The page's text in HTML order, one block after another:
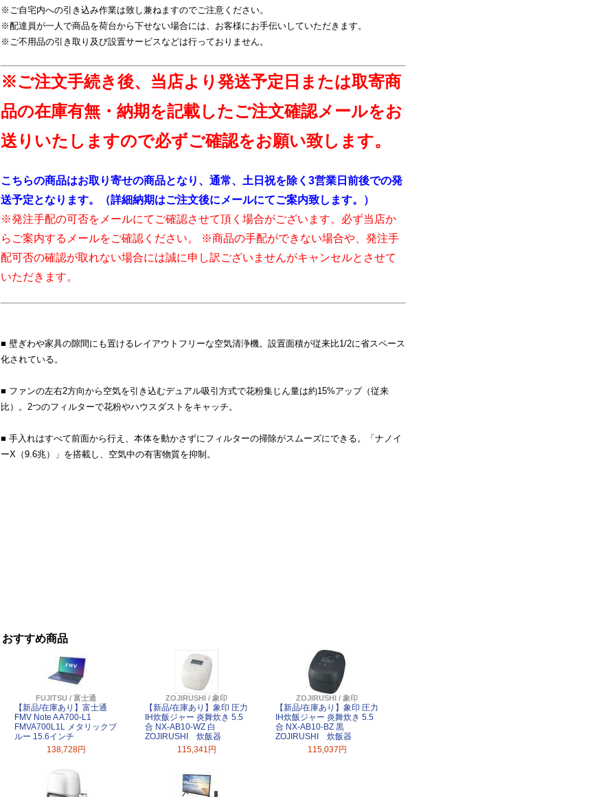
※ご自宅内への引き込み作業は致し兼ねますのでご注意ください。
※配達員が一人で商品を荷台から下せない場合には、お客様にお手伝いしていただきます。
※ご不用品の引き取り及び設置サービスなどは行っておりません。
※ご注文手続き後、当店より発送予定日または取寄商
品の在庫有無・納期を記載したご注文確認メールをお
送りいたしますので必ずご確認をお願い致します。
こちらの商品はお取り寄せの商品となり、通常、土日祝を除く3営業日前後での発
送予定となります。（詳細納期はご注文後にメールにてご案内致します。）
※発注手配の可否をメールにてご確認させて頂く場合がございます。必ず当店か
らご案内するメールをご確認ください。 ※商品の手配ができない場合や、発注手
配可否の確認が取れない場合には誠に申し訳ございませんがキャンセルとさせて
いただきます。
■ 壁ぎわや家具の隙間にも置けるレイアウトフリーな空気清浄機。設置面積が従来比1/2に省スペース
化されている。
■ ファンの左右2方向から空気を引き込むデュアル吸引方式で花粉集じん量は約15%アップ（従来
比）。2つのフィルターで花粉やハウスダストをキャッチ。
■ 手入れはすべて前面から行え、本体を動かさずにフィルターの掃除がスムーズにできる。「ナノイ
ーX（9.6兆）」を搭載し、空気中の有害物質を抑制。
おすすめ商品
FUJITSU / 富士通
【新品/在庫あり】富士通
FMV Note A A700-L1
FMVA700L1L メタリックブ
ルー 15.6インチ
138,728円
ZOJIRUSHI / 象印
【新品/在庫あり】象印 圧力
IH炊飯ジャー 炎舞炊き 5.5
合 NX-AB10-WZ 白
ZOJIRUSHI 炊飯器
115,341円
ZOJIRUSHI / 象印
【新品/在庫あり】象印 圧力
IH炊飯ジャー 炎舞炊き 5.5
合 NX-AB10-BZ 黒
ZOJIRUSHI 炊飯器
115,037円